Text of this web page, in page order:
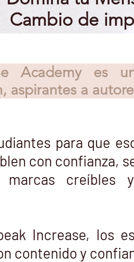
Cambio de
Academy es
aspirantes a
para que
con confianza,
marcas creíbles
Increase, los
contenido y